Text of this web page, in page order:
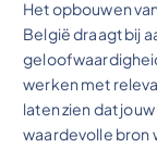
Het opbouwen
België draagt bij
werken met
laten zien dat
waardevolle bron